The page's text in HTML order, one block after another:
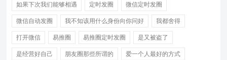
如果下次我们能够相遇 定时发圈 微信定时发圈
微信自动发圈 我不知该用什么身份向你问好 我都舍得
打开微信 易推圈 易推圈定时发圈 是又被盗了
是经营好自己 朋友圈那些所谓的 爱一个人最好的方式